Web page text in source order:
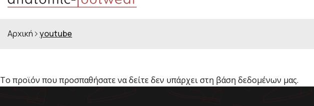
Αρχική youtube
Το προϊόν που προσπαθήσατε να δείτε δεν υπάρχει στη βάση δεδομένων μας.